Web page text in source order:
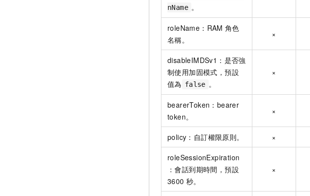
nName 。
roleName：RAM 角色
名稱。
×
disableIMDSv1：是否強
制使用加固模式，預設
值為 false 。
×
bearerToken：bearer
token。
×
policy：自訂權限原則。 ×
roleSessionExpiration
：會話到期時間，預設
3600 秒。
×